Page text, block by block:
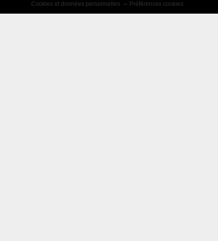
Cookies et données personnelles
Préférences cookies